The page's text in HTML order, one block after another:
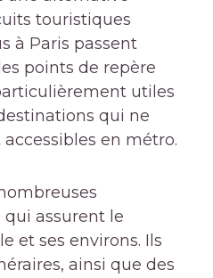
touristiques
à Paris passent
points de repère
utiles
qui ne
en métro.
assurent le
et ses environs. Ils
ainsi que des